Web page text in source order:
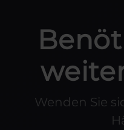
Wenden Sie